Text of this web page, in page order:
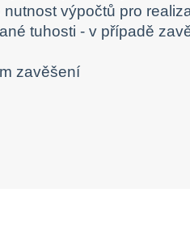
výpočtů pro
tuhosti - v případě
zavěšení